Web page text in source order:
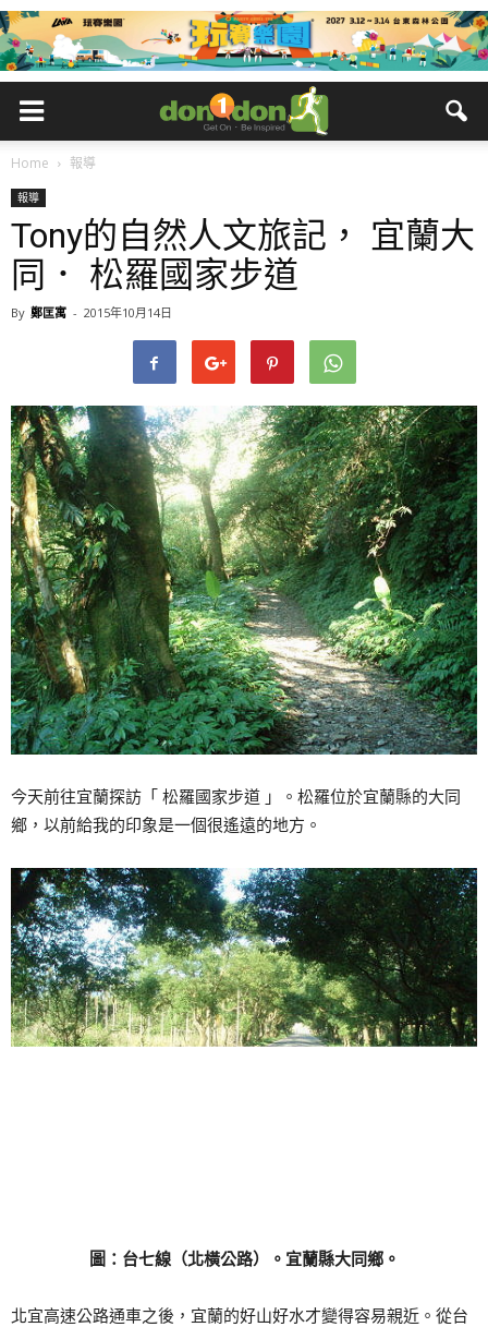
Home 報導
報導
Tony的自然人文旅記， 宜蘭大
同． 松羅國家步道
By 鄭匡寓 - 2015年10月14日
今天前往宜蘭探訪「 松羅國家步道 」。松羅位於宜蘭縣的大同
鄉，以前給我的印象是一個很遙遠的地方。
圖：台七線（北橫公路）。宜蘭縣大同鄉。
北宜高速公路通車之後，宜蘭的好山好水才變得容易親近。從台